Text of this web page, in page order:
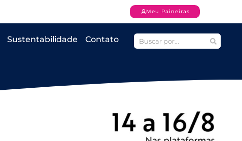
Meu Paineiras
Sustentabilidade Contato